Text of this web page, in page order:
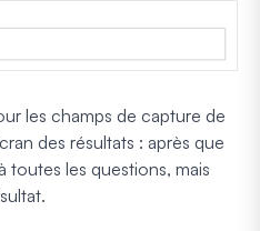
les champs de capture de
des résultats : après que
toutes les questions, mais